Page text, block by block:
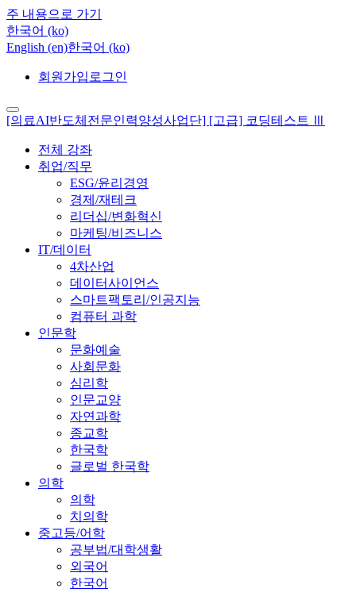
주 내용으로 가기
한국어 ‎(ko)‎
English ‎(en)‎한국어 ‎(ko)‎
회원가입 로그인
[의료AI반도체전문인력양성사업단] [고급] 코딩테스트 Ⅲ
전체 강좌
취업/직무
ESG/윤리경영
경제/재테크
리더십/변화혁신
마케팅/비즈니스
IT/데이터
4차산업
데이터사이언스
스마트팩토리/인공지능
컴퓨터 과학
인문학
문화예술
사회문화
심리학
인문교양
자연과학
종교학
한국학
글로벌 한국학
의학
의학
치의학
중고등/어학
공부법/대학생활
외국어
한국어